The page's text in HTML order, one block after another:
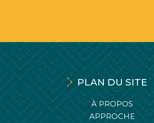
PLAN DU SITE
À PROPOS
APPROCHE